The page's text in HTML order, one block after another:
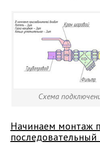
Схема
Начинаем монтаж
последовательный